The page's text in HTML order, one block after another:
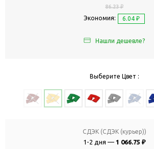
86.23 ₽
Экономия: 6.04 ₽
Нашли дешевле?
Выберите Цвет :
СДЭК (СДЭК (курьер))
1-2 дня — 1 066.75 ₽